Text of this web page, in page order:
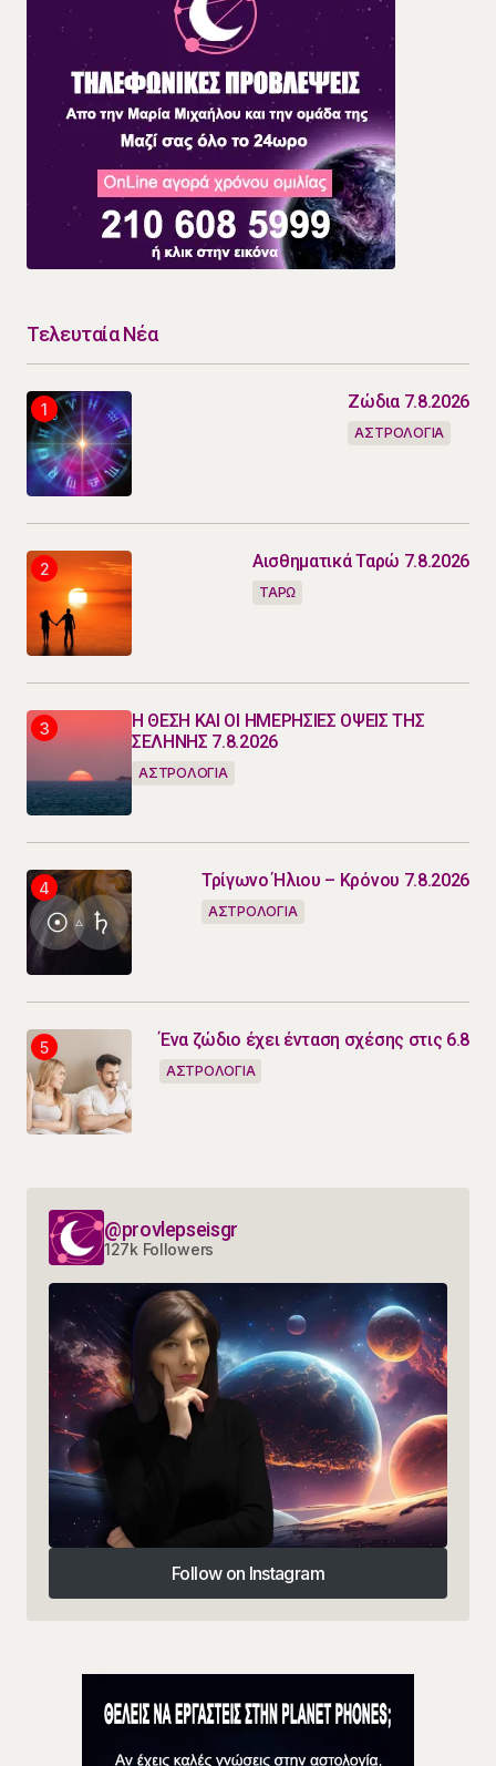
Τελευταία Νέα
Ζώδια 7.8.2026
ΑΣΤΡΟΛΟΓΙΑ
Αισθηματικά Ταρώ 7.8.2026
ΤΑΡΩ
Η ΘΕΣΗ ΚΑΙ ΟΙ ΗΜΕΡΗΣΙΕΣ ΟΨΕΙΣ ΤΗΣ
ΣΕΛΗΝΗΣ 7.8.2026
ΑΣΤΡΟΛΟΓΙΑ
Τρίγωνο Ήλιου – Κρόνου 7.8.2026
ΑΣΤΡΟΛΟΓΙΑ
Ένα ζώδιο έχει ένταση σχέσης στις 6.8
ΑΣΤΡΟΛΟΓΙΑ
@provlepseisgr
127k Followers
Follow on Instagram
Follow on Instagram